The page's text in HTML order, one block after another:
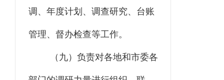
调、年度计划、调查研究、台账
管理、督办检查等工作。
（九）负责对各地和市委各